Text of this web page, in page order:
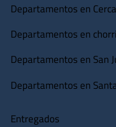
Departamentos en
Departamentos en
Departamentos en San
Departamentos en
Entregados